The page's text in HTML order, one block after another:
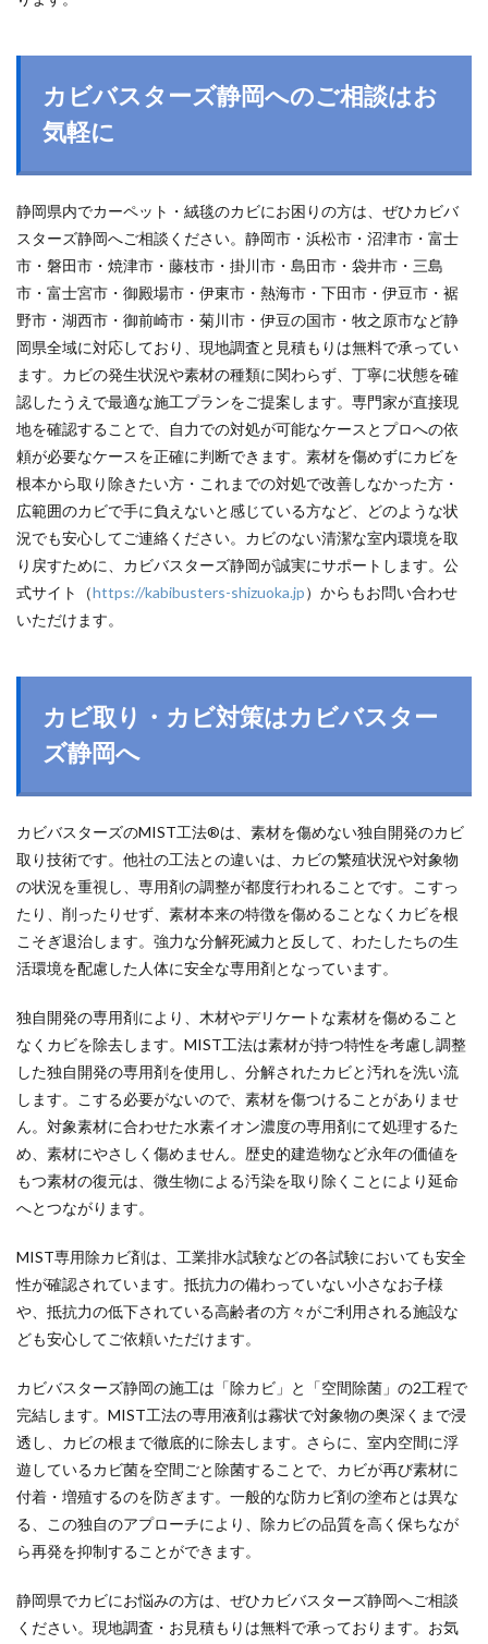
カビバスターズ静岡へのご相談はお
気軽に
静岡県内でカーペット・絨毯のカビにお困りの方は、ぜひカビバ
スターズ静岡へご相談ください。静岡市・浜松市・沼津市・富士
市・磐田市・焼津市・藤枝市・掛川市・島田市・袋井市・三島
市・富士宮市・御殿場市・伊東市・熱海市・下田市・伊豆市・裾
野市・湖西市・御前崎市・菊川市・伊豆の国市・牧之原市など静
岡県全域に対応しており、現地調査と見積もりは無料で承ってい
ます。カビの発生状況や素材の種類に関わらず、丁寧に状態を確
認したうえで最適な施工プランをご提案します。専門家が直接現
地を確認することで、自力での対処が可能なケースとプロへの依
頼が必要なケースを正確に判断できます。素材を傷めずにカビを
根本から取り除きたい方・これまでの対処で改善しなかった方・
広範囲のカビで手に負えないと感じている方など、どのような状
況でも安心してご連絡ください。カビのない清潔な室内環境を取
り戻すために、カビバスターズ静岡が誠実にサポートします。公
式サイト（https://kabibusters-shizuoka.jp）からもお問い合わせ
いただけます。
カビ取り・カビ対策はカビバスター
ズ静岡へ
カビバスターズのMIST工法®は、素材を傷めない独自開発のカビ
取り技術です。他社の工法との違いは、カビの繁殖状況や対象物
の状況を重視し、専用剤の調整が都度行われることです。こすっ
たり、削ったりせず、素材本来の特徴を傷めることなくカビを根
こそぎ退治します。強力な分解死滅力と反して、わたしたちの生
活環境を配慮した人体に安全な専用剤となっています。
独自開発の専用剤により、木材やデリケートな素材を傷めること
なくカビを除去します。MIST工法は素材が持つ特性を考慮し調整
した独自開発の専用剤を使用し、分解されたカビと汚れを洗い流
します。こする必要がないので、素材を傷つけることがありませ
ん。対象素材に合わせた水素イオン濃度の専用剤にて処理するた
め、素材にやさしく傷めません。歴史的建造物など永年の価値を
もつ素材の復元は、微生物による汚染を取り除くことにより延命
へとつながります。
MIST専用除カビ剤は、工業排水試験などの各試験においても安全
性が確認されています。抵抗力の備わっていない小さなお子様
や、抵抗力の低下されている高齢者の方々がご利用される施設な
ども安心してご依頼いただけます。
カビバスターズ静岡の施工は「除カビ」と「空間除菌」の2工程で
完結します。MIST工法の専用液剤は霧状で対象物の奥深くまで浸
透し、カビの根まで徹底的に除去します。さらに、室内空間に浮
遊しているカビ菌を空間ごと除菌することで、カビが再び素材に
付着・増殖するのを防ぎます。一般的な防カビ剤の塗布とは異な
る、この独自のアプローチにより、除カビの品質を高く保ちなが
ら再発を抑制することができます。
静岡県でカビにお悩みの方は、ぜひカビバスターズ静岡へご相談
ください。現地調査・お見積もりは無料で承っております。お気